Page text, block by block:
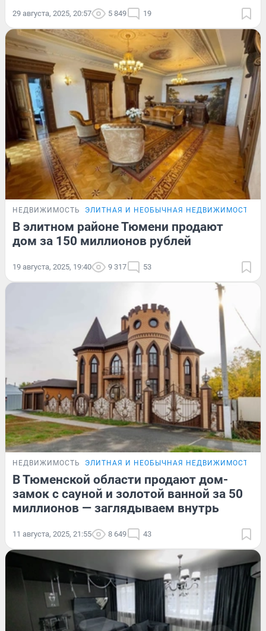
29 августа, 2025, 20:57 5 849 19
НЕДВИЖИМОСТЬ ЭЛИТНАЯ И НЕОБЫЧНАЯ НЕДВИЖИМОСТЬ
В элитном районе Тюмени продают
дом за 150 миллионов рублей
19 августа, 2025, 19:40 9 317 53
НЕДВИЖИМОСТЬ ЭЛИТНАЯ И НЕОБЫЧНАЯ НЕДВИЖИМОСТЬ
В Тюменской области продают дом-
замок с сауной и золотой ванной за 50
миллионов — заглядываем внутрь
11 августа, 2025, 21:55 8 649 43